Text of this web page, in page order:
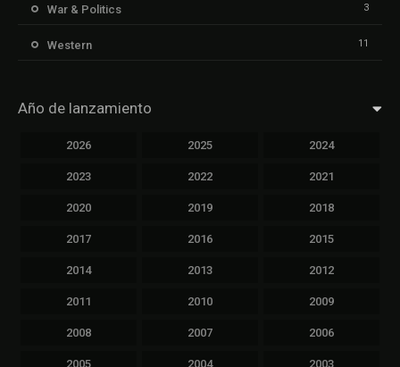
War & Politics 3
Western 11
Año de lanzamiento
2026 2025 2024
2023 2022 2021
2020 2019 2018
2017 2016 2015
2014 2013 2012
2011 2010 2009
2008 2007 2006
2005 2004 2003